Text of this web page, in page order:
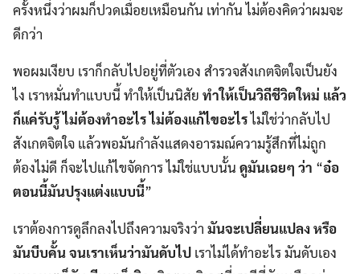
ครั้งหนึ่งว่าผมก็ปวดเมื่อยเหมือนกัน เท่ากัน ไม่ต้องคิดว่าผมจะ
ดีกว่า
พอผมเงียบ เราก็กลับไปอยู่ที่ตัวเอง สำรวจสังเกตจิตใจเป็นยัง
ไง เราหมั่นทำแบบนี้ ทำให้เป็นนิสัย ทำให้เป็นวิถีชีวิตใหม่ แล้ว
ก็แค่รับรู้ ไม่ต้องทำอะไร ไม่ต้องแก้ไขอะไรไม่ใช่ว่ากลับไป
สังเกตจิตใจ แล้วพอมันกำลังแสดงอารมณ์ความรู้สึกที่ไม่ถูก
ต้องไม่ดี ก็จะไปแก้ไขจัดการ ไม่ใช่แบบนั้น ดูมันเฉยๆ ว่า “อ๋อ
ตอนนี้มันปรุงแต่งแบบนี้”
เราต้องการดูลึกลงไปถึงความจริงว่า มันจะเปลี่ยนแปลง หรือ
มันบีบคั้น จนเราเห็นว่ามันดับไป เราไม่ได้ทำอะไร มันดับเอง